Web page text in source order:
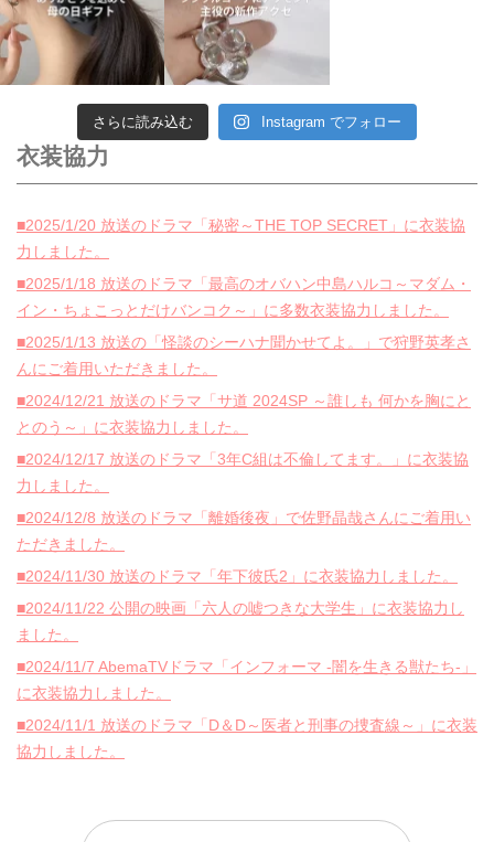
さらに読み込む Instagram でフォロー
衣装協力
■2025/1/20 放送のドラマ「秘密～THE TOP SECRET」に衣装協
力しました。
■2025/1/18 放送のドラマ「最高のオバハン中島ハルコ～マダム・
イン・ちょこっとだけバンコク～」に多数衣装協力しました。
■2025/1/13 放送の「怪談のシーハナ聞かせてよ。」で狩野英孝さ
んにご着用いただきました。
■2024/12/21 放送のドラマ「サ道 2024SP ～誰しも 何かを胸にと
とのう～」に衣装協力しました。
■2024/12/17 放送のドラマ「3年C組は不倫してます。」に衣装協
力しました。
■2024/12/8 放送のドラマ「離婚後夜」で佐野晶哉さんにご着用い
ただきました。
■2024/11/30 放送のドラマ「年下彼氏2」に衣装協力しました。
■2024/11/22 公開の映画「六人の嘘つきな大学生」に衣装協力し
ました。
■2024/11/7 AbemaTVドラマ「インフォーマ -闇を生きる獣たち-」
に衣装協力しました。
■2024/11/1 放送のドラマ「D＆D～医者と刑事の捜査線～」に衣装
協力しました。